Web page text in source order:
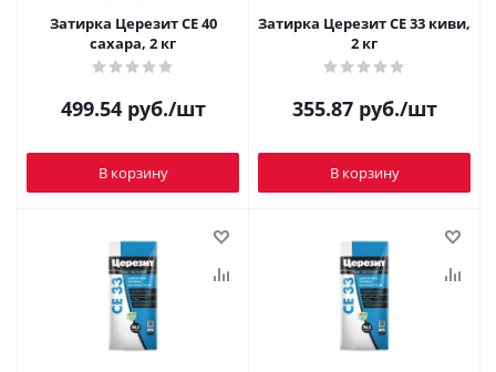
Затирка Церезит CE 40
сахара, 2 кг
499.54руб./шт
В корзину
Затирка Церезит CE 33 киви,
2 кг
355.87руб./шт
В корзину